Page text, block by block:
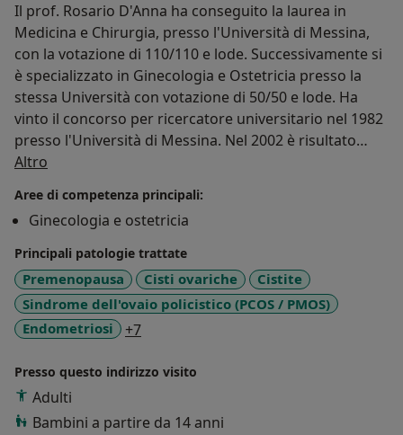
Il prof. Rosario D'Anna ha conseguito la laurea in
Medicina e Chirurgia, presso l'Università di Messina,
con la votazione di 110/110 e lode. Successivamente si
è specializzato in Ginecologia e Ostetricia presso la
stessa Università con votazione di 50/50 e lode. Ha
vinto il concorso per ricercatore universitario nel 1982
presso l'Università di Messina. Nel 2002 è risultato
idoneo al concorso per professore associato presso
è stato chiamato presso l'Università di Messina. Nel
2014 è stato vincitore del concorso per professore
ordinario presso la stessa Università. Esperto, in
particolare, di patologia ostetricia e medicina
perinatale, è stato dal 2013 al 2015 Presidente
nazionale della Società Italiana Preeclampsia.
Altro
Aree di competenza principali:
Ginecologia e ostetricia
Principali patologie trattate
Premenopausa Cisti ovariche
Cistite
Sindrome dell'ovaio policistico (PCOS / PMOS)
Endometriosi
+7a11y_sr_more_diseases
Presso questo indirizzo visito
Adulti
Bambini a partire da 14 anni